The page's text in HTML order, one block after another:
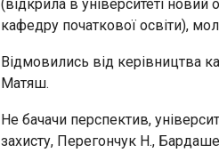
(відкрила в університеті
кафедру початкової освіти),
Відмовились від керівництва
Матяш.
Не бачачи перспектив,
захисту, Перегончук Н.,